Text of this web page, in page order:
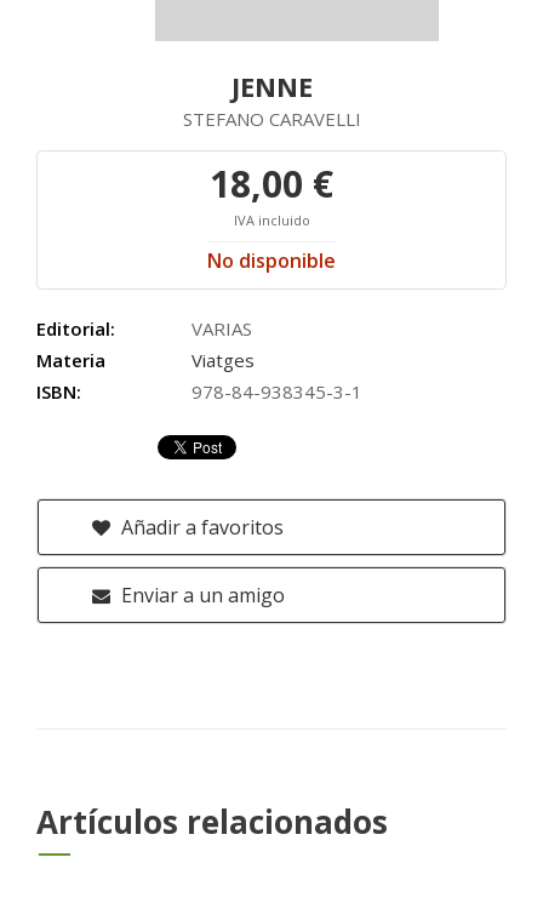
JENNE
STEFANO CARAVELLI
18,00 €
IVA incluido
No disponible
Editorial:
VARIAS
Materia
Viatges
ISBN:
978-84-938345-3-1
Añadir a favoritos
Enviar a un amigo
Artículos relacionados